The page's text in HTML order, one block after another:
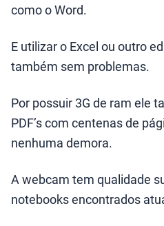
como o Word.
E utilizar o Excel ou outro
também sem problemas.
Por possuir 3G de ram ele
PDF’s com centenas de
nenhuma demora.
A webcam tem qualidade
notebooks encontrados